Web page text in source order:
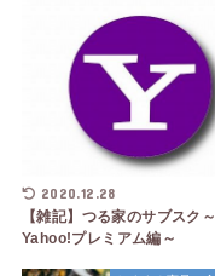
2020.12.28
【雑記】つる家のサブスク～
Yahoo!プレミアム編～